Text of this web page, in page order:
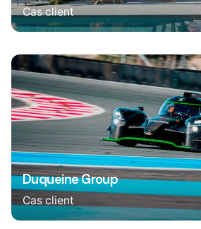
Cas client
Duqueine Group
Cas client